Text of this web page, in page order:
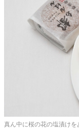
真ん中に桜の花の塩漬けを